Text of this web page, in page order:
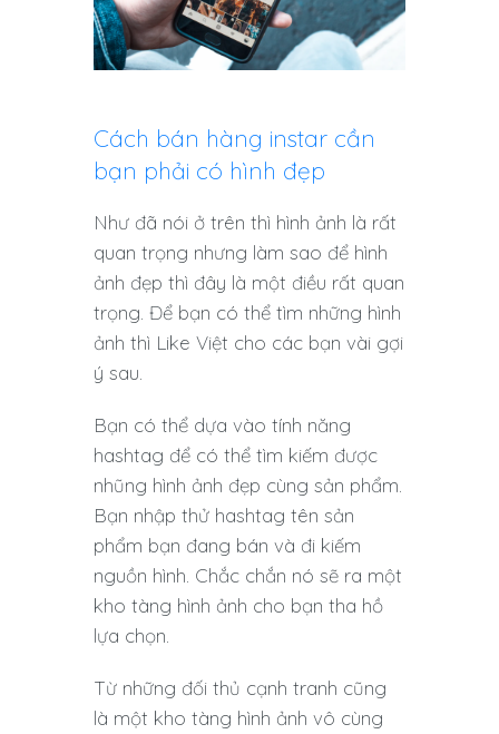
Cách bán hàng instar cần
bạn phải có hình đẹp
Như đã nói ở trên thì hình ảnh là rất
quan trọng nhưng làm sao để hình
ảnh đẹp thì đây là một điều rất quan
trọng. Để bạn có thể tìm những hình
ảnh thì Like Việt cho các bạn vài gợi
ý sau.
Bạn có thể dựa vào tính năng
hashtag để có thể tìm kiếm được
nhũng hình ảnh đẹp cùng sản phẩm.
Bạn nhập thử hashtag tên sản
phẩm bạn đang bán và đi kiếm
nguồn hình. Chắc chắn nó sẽ ra một
kho tàng hình ảnh cho bạn tha hồ
lựa chọn.
Từ những đối thủ cạnh tranh cũng
là một kho tàng hình ảnh vô cùng